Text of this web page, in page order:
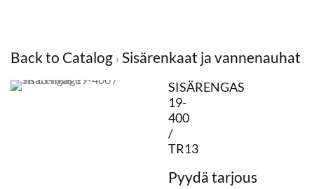
Back to Catalog Sisärenkaat ja vannenauhat
SISÄRENGAS
19-
400
/
TR13